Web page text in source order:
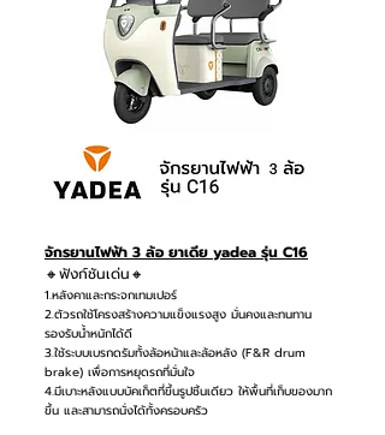
จักรยานไฟฟ้า 3 ล้อ ยาเดีย yadea รุ่น C16
🔸ฟังก์ชันเด่น🔸
1.หลังคาและกระจกเทมเปอร์
2.ตัวรถใช้โครงสร้างความแข็งแรงสูง มั่นคงและทนทาน
รองรับน้ำหนักได้ดี
3.ใช้ระบบเบรกดรัมทั้งล้อหน้าและล้อหลัง (F&R drum
brake) เพื่อการหยุดรถที่มั่นใจ
4.มีเบาะหลังแบบบัคเก็ตที่ขึ้นรูปชิ้นเดียว ให้พื้นที่เก็บของมาก
ขึ้น และสามารถนั่งได้ทั้งครอบครัว